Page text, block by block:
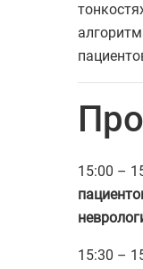
15:00 –
15:30 –